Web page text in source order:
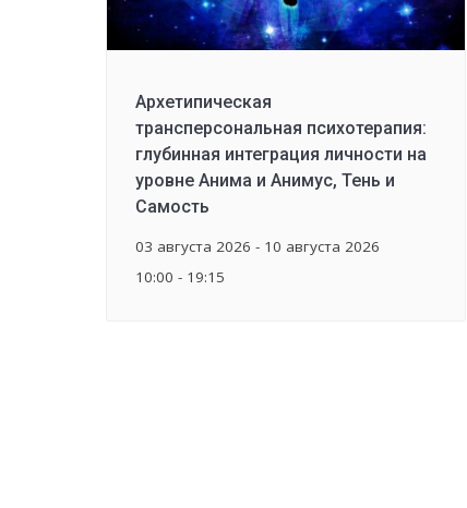
Архетипическая
трансперсональная психотерапия:
глубинная интеграция личности на
уровне Анима и Анимус, Тень и
Самость
03 августа 2026 - 10 августа 2026
10:00 - 19:15